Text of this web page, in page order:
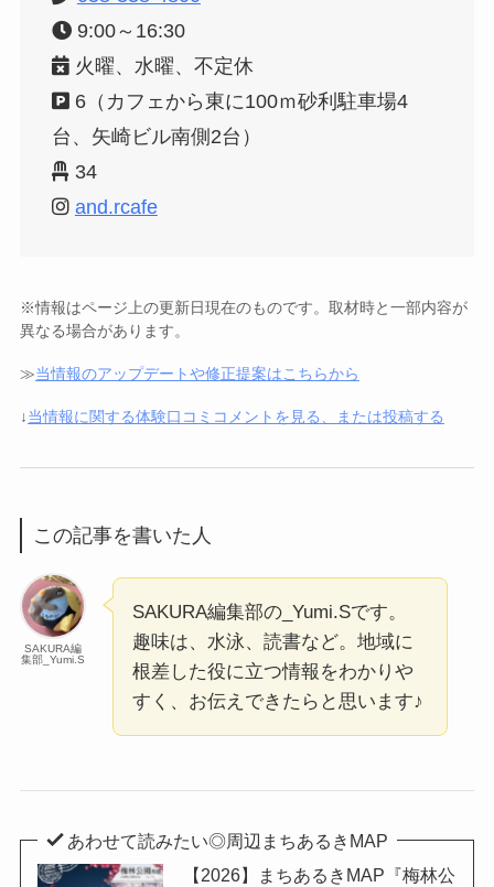
9:00～16:30
火曜、水曜、不定休
6（カフェから東に100ｍ砂利駐車場4
台、矢崎ビル南側2台）
34
and.rcafe
※情報はページ上の更新日現在のものです。取材時と一部内容が
異なる場合があります。
≫当情報のアップデートや修正提案はこちらから
↓当情報に関する体験口コミコメントを見る、または投稿する
この記事を書いた人
SAKURA編
集部_Yumi.S
SAKURA編集部の_Yumi.Sです。
趣味は、水泳、読書など。地域に
根差した役に立つ情報をわかりや
すく、お伝えできたらと思います♪
あわせて読みたい◎周辺まちあるきMAP
【2026】まちあるきMAP『梅林公